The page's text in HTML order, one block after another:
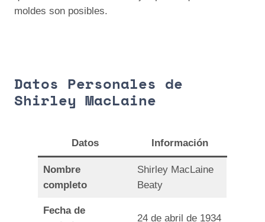
moldes son posibles.
Datos Personales de
Shirley MacLaine
Datos Información
Nombre
completo
Shirley MacLaine
Beaty
Fecha de
24 de abril de 1934